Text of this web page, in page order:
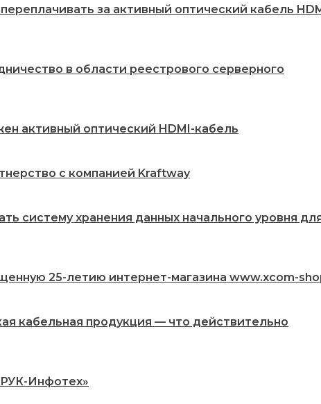
за активный оптический кабель
в области реестрового серверного
активный оптический HDMI-кабель
с компанией Kraftway
систему хранения данных начального уровня
25-летию интернет-магазина www.xcom-
кабельная продукция — что действительно
Инфотех»